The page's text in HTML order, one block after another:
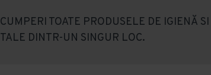
CUMPERI TOATE PRODUSELE DE IGIENĂ
TALE DINTR-UN SINGUR LOC.